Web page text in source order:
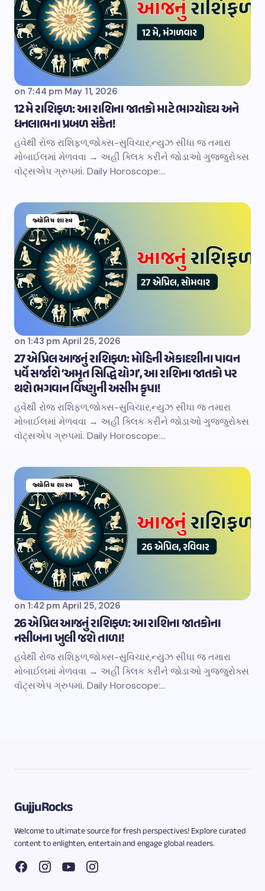
on 7:44 pm May 11, 2026
12 મે રાશિફળ: આ રાશિના જાતકો માટે ભાગ્યોદય અને
ધનલાભના પ્રબળ સંકેત!
હવેથી રોજ રાશિફળ,જોક્સ-સુવિચાર,ન્યુઝ સીધા જ તમારા
મોબાઈલમાં મેળવવા → અહીં ક્લિક કરીને જોડાઓ ગુજ્જુરોક્સ
વૉટ્સએપ ગ્રુપમાં. Daily Horoscope:…
જ્યોતિષ શાસ્ત્ર
on 1:43 pm April 25, 2026
27 એપ્રિલ આજનું રાશિફળ: મોહિની એકાદશીના પાવન
પર્વે સર્જાશે ‘અમૃત સિદ્ધિ યોગ’, આ રાશિના જાતકો પર
થશે ભગવાન વિષ્ણુની અસીમ કૃપા!
હવેથી રોજ રાશિફળ,જોક્સ-સુવિચાર,ન્યુઝ સીધા જ તમારા
મોબાઈલમાં મેળવવા → અહીં ક્લિક કરીને જોડાઓ ગુજ્જુરોક્સ
વૉટ્સએપ ગ્રુપમાં. Daily Horoscope:…
જ્યોતિષ શાસ્ત્ર
on 1:42 pm April 25, 2026
26 એપ્રિલ આજનું રાશિફળ: આ રાશિના જાતકોના
નસીબના ખુલી જશે તાળા!
હવેથી રોજ રાશિફળ,જોક્સ-સુવિચાર,ન્યુઝ સીધા જ તમારા
મોબાઈલમાં મેળવવા → અહીં ક્લિક કરીને જોડાઓ ગુજ્જુરોક્સ
વૉટ્સએપ ગ્રુપમાં. Daily Horoscope:…
GujjuRocks
Welcome to ultimate source for fresh perspectives! Explore curated
content to enlighten, entertain and engage global readers.